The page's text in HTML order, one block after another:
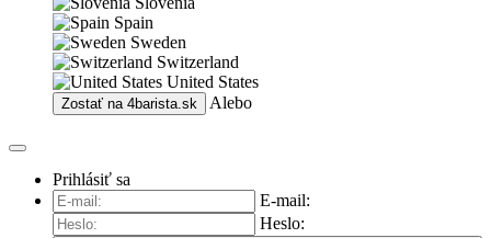
Spain
Sweden
Switzerland
United States
Zostať na 4barista.sk Alebo
Prihlásiť sa
E-mail:
Heslo: